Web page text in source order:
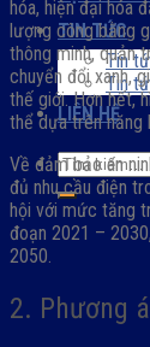
TIN TỨC
Tin
Tin
LIÊN HỆ
hóa, hiện đại hóa
lượng công bằng
thông minh, quản
chuyển đổi xanh,
thế giới. Hơn hết,
thể dựa trên năng
Về đảm bảo an
đủ nhu cầu điện
hội với mức tăng
đoạn 2021 –
2050.
2. Phương